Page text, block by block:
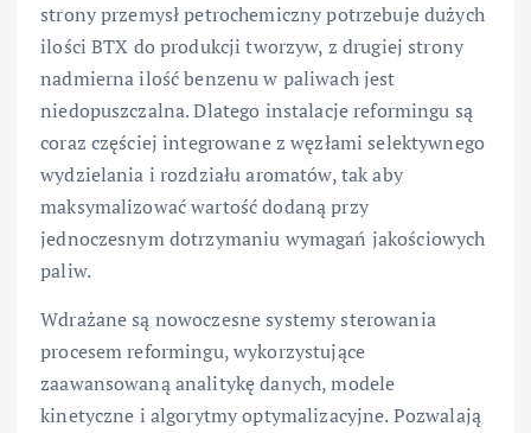
strony przemysł petrochemiczny potrzebuje dużych
ilości BTX do produkcji tworzyw, z drugiej strony
nadmierna ilość benzenu w paliwach jest
niedopuszczalna. Dlatego instalacje reformingu są
coraz częściej integrowane z węzłami selektywnego
wydzielania i rozdziału aromatów, tak aby
maksymalizować wartość dodaną przy
jednoczesnym dotrzymaniu wymagań jakościowych
paliw.
Wdrażane są nowoczesne systemy sterowania
procesem reformingu, wykorzystujące
zaawansowaną analitykę danych, modele
kinetyczne i algorytmy optymalizacyjne. Pozwalają